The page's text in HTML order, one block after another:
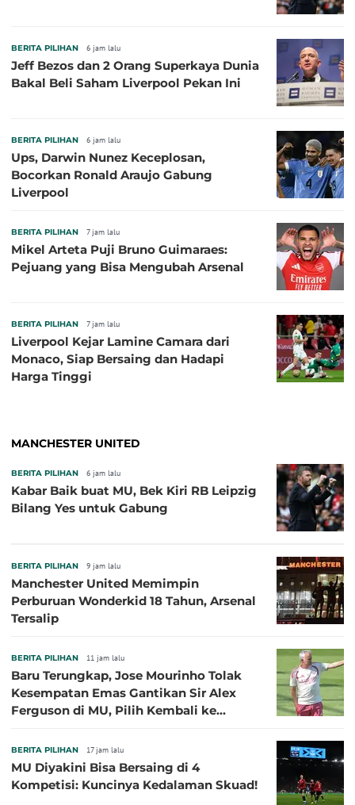
BERITA PILIHAN 6 jam lalu
Jeff Bezos dan 2 Orang Superkaya Dunia
Bakal Beli Saham Liverpool Pekan Ini
BERITA PILIHAN 6 jam lalu
Ups, Darwin Nunez Keceplosan,
Bocorkan Ronald Araujo Gabung
Liverpool
BERITA PILIHAN 7 jam lalu
Mikel Arteta Puji Bruno Guimaraes:
Pejuang yang Bisa Mengubah Arsenal
BERITA PILIHAN 7 jam lalu
Liverpool Kejar Lamine Camara dari
Monaco, Siap Bersaing dan Hadapi
Harga Tinggi
MANCHESTER UNITED
BERITA PILIHAN 6 jam lalu
Kabar Baik buat MU, Bek Kiri RB Leipzig
Bilang Yes untuk Gabung
BERITA PILIHAN 9 jam lalu
Manchester United Memimpin
Perburuan Wonderkid 18 Tahun, Arsenal
Tersalip
BERITA PILIHAN 11 jam lalu
Baru Terungkap, Jose Mourinho Tolak
Kesempatan Emas Gantikan Sir Alex
Ferguson di MU, Pilih Kembali ke
BERITA PILIHAN 17 jam lalu
MU Diyakini Bisa Bersaing di 4
Kompetisi: Kuncinya Kedalaman Skuad!